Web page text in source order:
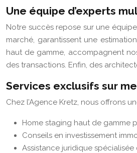
Une équipe d’experts
Notre succès repose sur une
marché, garantissent une
haut de gamme, accompagnent
des transactions. Enfin, des
Services exclusifs sur
Chez l’Agence Kretz, nous offrons
Home staging haut de gamme
Conseils en investissement
Assistance juridique